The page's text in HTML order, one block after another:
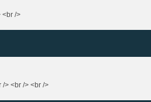
<br />
> <br /> <br />